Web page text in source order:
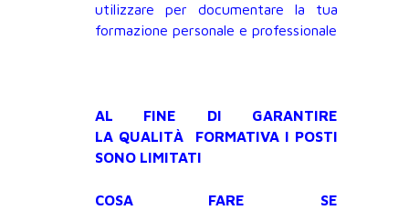
utilizzare per documentare la tua
formazione personale e professionale
AL FINE DI GARANTIRE
LA QUALITÀ FORMATIVA I POSTI
SONO LIMITATI
COSA FARE SE